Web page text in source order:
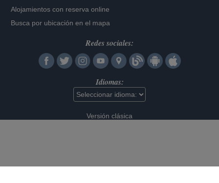
Alojamientos con reserva online
Busca por ubicación en el mapa
Redes sociales:
Idiomas:
Versión clásica